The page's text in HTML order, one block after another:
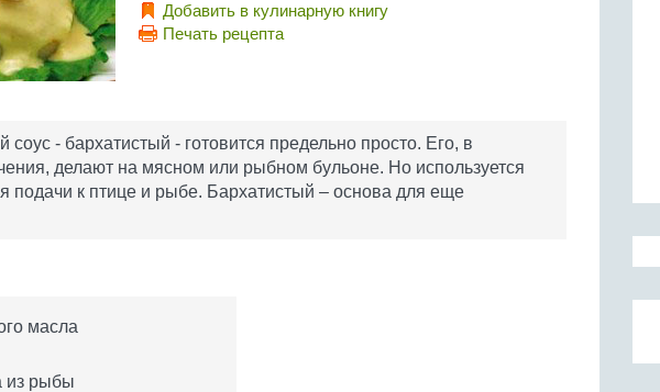
Добавить в кулинарную книгу
Печать рецепта
- бархатистый - готовится предельно просто. Его, в
делают на мясном или рыбном бульоне. Но используется
подачи к птице и рыбе. Бархатистый – основа для еще
масла
из рыбы